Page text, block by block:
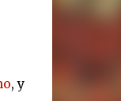
, y